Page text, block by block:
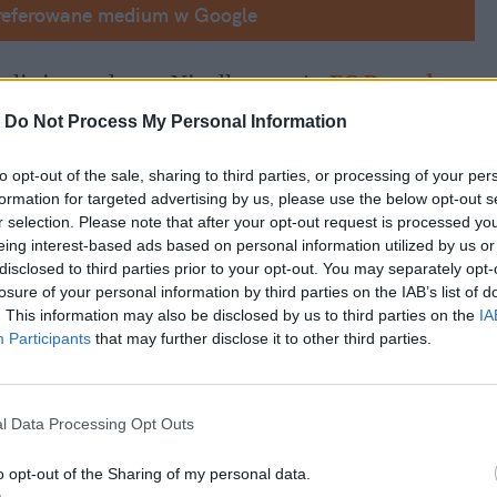
Do Not Process My Personal Information
opt-out of the sale, sharing to third parties, or processing of your
for targeted advertising by us, please use the below opt-out
selection. Please note that after your opt-out request is processed
interest-based ads based on personal information utilized by us
to third parties prior to your opt-out. You may separately
of your personal information by third parties on the IAB’s list of
This information may also be disclosed by us to third parties on the
Participants that may further disclose it to other third parties.
Data Processing Opt Outs
opt-out of the Sharing of my personal data.
medium w Google
się za głowy. Nie dlatego, żeFC Barcelona
"Duma Katalonii" zagrała, delikatnie
zaparzyć kawę, to właśnie
Jego świetna akcja w meczu budzi